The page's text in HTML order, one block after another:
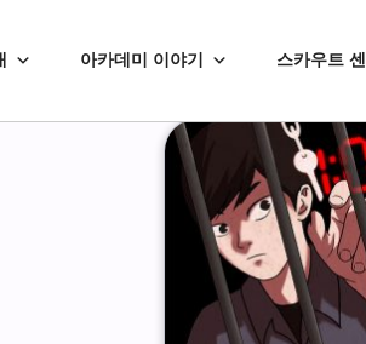
아카데미 이야기 스카우트